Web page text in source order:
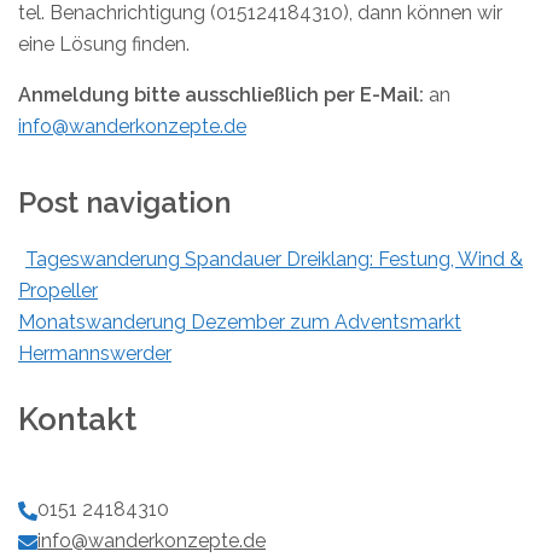
tel. Benachrichtigung (015124184310), dann können wir
eine Lösung finden.
Anmeldung bitte ausschließlich per E-Mail: an
info@wanderkonzepte.de
Post navigation
Tageswanderung Spandauer Dreiklang: Festung, Wind &
Propeller
Monatswanderung Dezember zum Adventsmarkt
Hermannswerder
Kontakt
0151 24184310
info@wanderkonzepte.de